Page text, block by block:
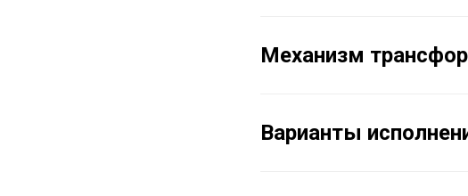
Механизм
Варианты